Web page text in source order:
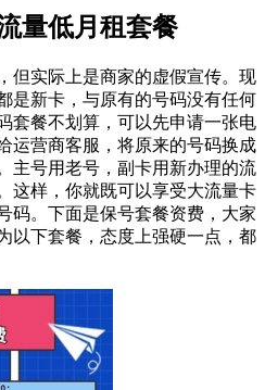
量低月租套餐
但实际上是商家的虚假宣传。现
是新卡，与原有的号码没有任何
套餐不划算，可以先申请一张电
运营商客服，将原来的号码换成
主号用老号，副卡用新办理的流
这样，你就既可以享受大流量卡
码。下面是保号套餐资费，大家
以下套餐，态度上强硬一点，都